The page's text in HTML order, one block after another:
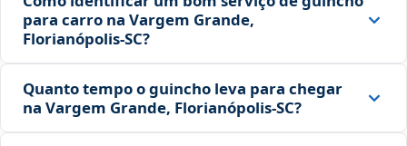
para carro na Vargem Grande,
Florianópolis‑SC?
Quanto tempo o guincho leva para chegar
na Vargem Grande, Florianópolis‑SC?